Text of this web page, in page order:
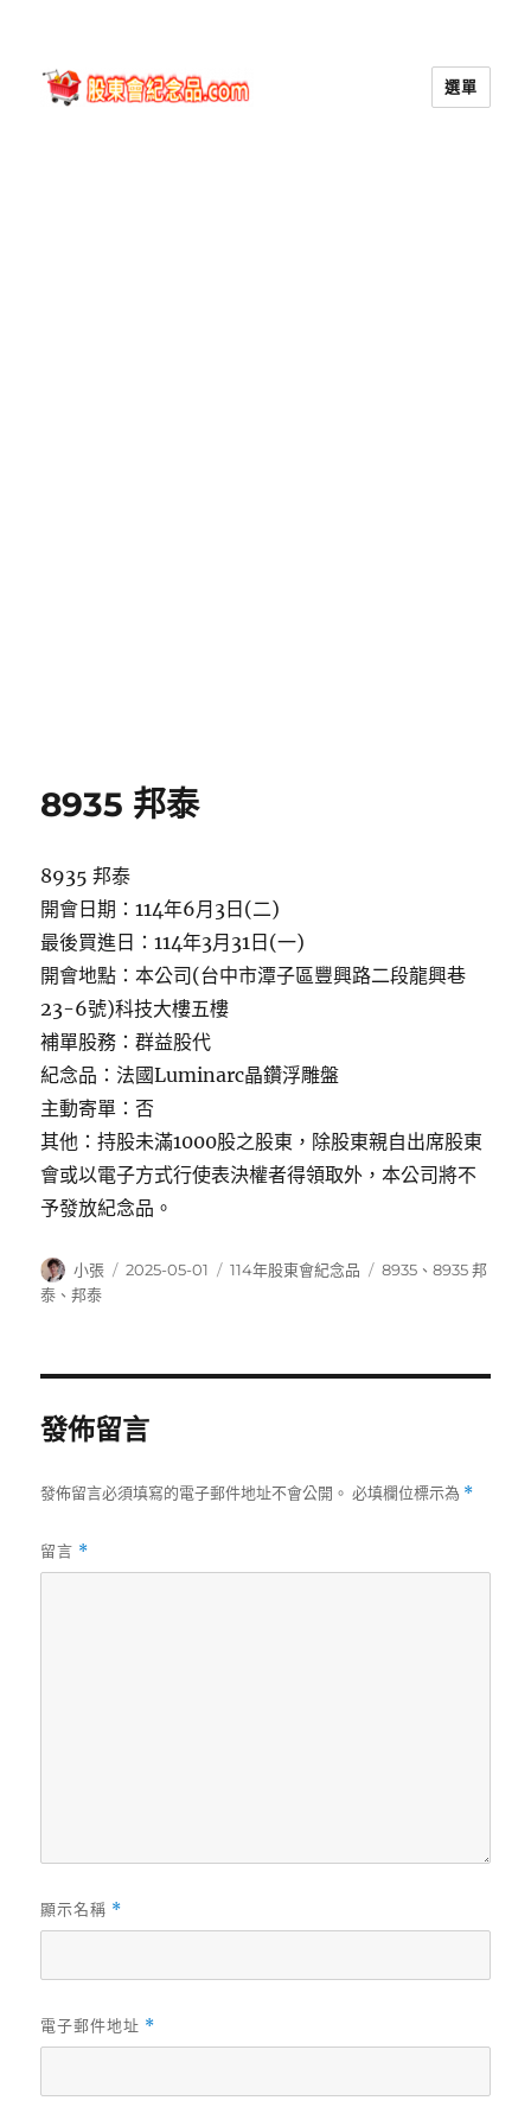
選單
8935 邦泰
8935 邦泰
開會日期：114年6月3日(二)
最後買進日：114年3月31日(一)
開會地點：本公司(台中市潭子區豐興路二段龍興巷
23-6號)科技大樓五樓
補單股務：群益股代
紀念品：法國Luminarc晶鑽浮雕盤
主動寄單：否
其他：持股未滿1000股之股東，除股東親自出席股東
會或以電子方式行使表決權者得領取外，本公司將不
予發放紀念品。
作
者
小張
發
2025-05-01
分
114年股東會紀念品
標
8935 、8935 邦
泰 、邦泰
發佈留言
發佈留言必須填寫的電子郵件地址不會公開。 必填欄位標示為 *
留言 *
顯示名稱 *
電子郵件地址 *